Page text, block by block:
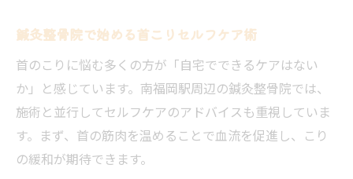
鍼灸整骨院で始める首こりセルフケア術
首のこりに悩む多くの方が「自宅でできるケアはない
か」と感じています。南福岡駅周辺の鍼灸整骨院では、
施術と並行してセルフケアのアドバイスも重視していま
す。まず、首の筋肉を温めることで血流を促進し、こり
の緩和が期待できます。